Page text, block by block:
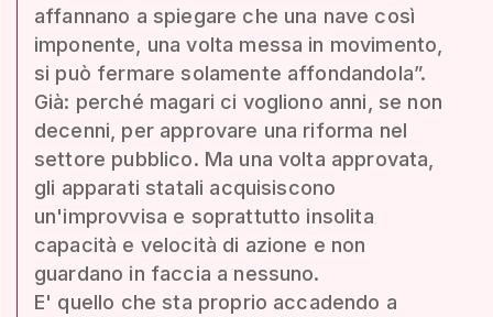
affannano a spiegare che una nave così
imponente, una volta messa in movimento,
si può fermare solamente affondandola”.
Già: perché magari ci vogliono anni, se non
decenni, per approvare una riforma nel
settore pubblico. Ma una volta approvata,
gli apparati statali acquisiscono
un'improvvisa e soprattutto insolita
capacità e velocità di azione e non
guardano in faccia a nessuno.
E' quello che sta proprio accadendo a